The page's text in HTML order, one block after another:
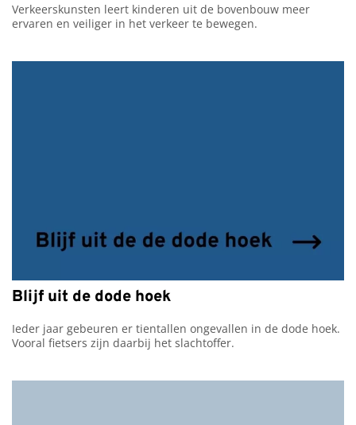
Verkeerskunsten leert kinderen uit de bovenbouw meer
ervaren en veiliger in het verkeer te bewegen.
Blijf uit de dode hoek
Ieder jaar gebeuren er tientallen ongevallen in de dode hoek.
Vooral fietsers zijn daarbij het slachtoffer.